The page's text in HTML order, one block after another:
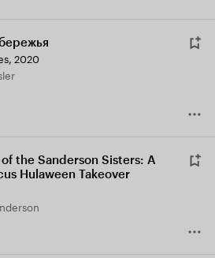
, 2020
of the Sanderson Sisters: A
Hulaween Takeover